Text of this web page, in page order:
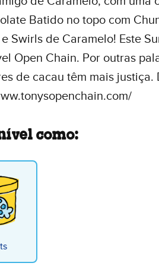
Batido no topo com
Swirls de Caramelo! Este
Open Chain. Por outras
de cacau têm mais justiça.
como: